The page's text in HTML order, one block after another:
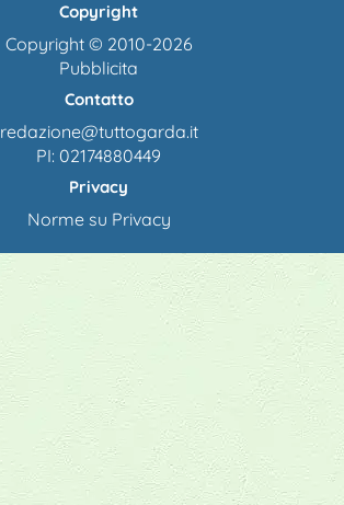
Copyright
Copyright © 2010-2026
Pubblicita
Contatto
redazione@tuttogarda.it
PI: 02174880449
Privacy
Norme su Privacy